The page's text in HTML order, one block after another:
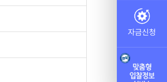
자금신청